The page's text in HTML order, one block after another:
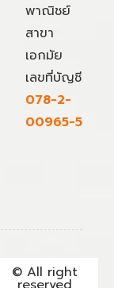
พาณิชย์
สาขา
เอกมัย
เลขที่บัญชี
078-2-
00965-5
© All right